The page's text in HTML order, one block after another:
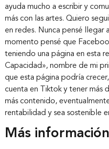
ayuda mucho a escribir y
más con las artes. Quiero
en redes. Nunca pensé llegar
momento pensé que
teniendo una página en esta
Capacidad», nombre de mi
que esta página podría
cuenta en Tiktok y tener más
más contenido,
rentabilidad y sea sostenible
Más información